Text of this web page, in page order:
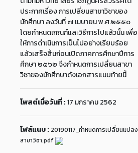
ประกาศเรื่อง การเปลี่ยนสาขาวิชาของ
นักศึกษา ลงวันที่ ๗ เมษายน พ.ศ.๒๕๕๐
โดยกำหนดเกณฑ์และวิธีการไปแล้วนั้น เพื่อ
ให้การดำเนินการเป็นไปอย่างเรียบร้อย
แล้วเสร็จสิ้นก่อนเปิดภาคการศึกษาปีการ
ศึกษา ๒๕๖๒ จึงกำหนดการเปลี่ยนสาขา
วิชาของนักศึกษาดังเอกสารแนบท้ายนี้
โพสต์เมื่อวันที่ :17 มกราคม 2562
ไฟล์แนบ : 20190117_กำหนดการเปลี่ยนแปลง
สาขาวิชา.pdf